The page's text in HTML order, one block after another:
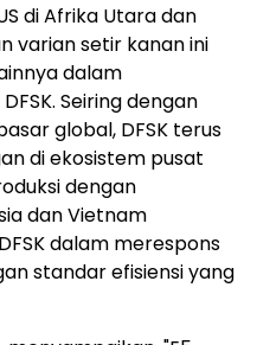
di Afrika Utara dan
varian setir kanan ini
dalam
Seiring dengan
global, DFSK terus
di ekosistem pusat
dengan
dan Vietnam
dalam merespons
standar efisiensi yang